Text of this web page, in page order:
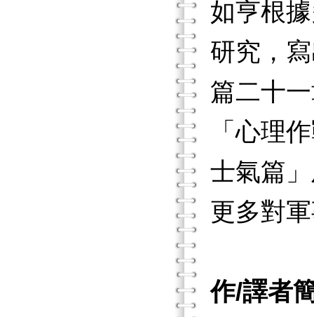
如亨根
研究，
篇二十
「心理
士氣篇
更多對
作/譯者